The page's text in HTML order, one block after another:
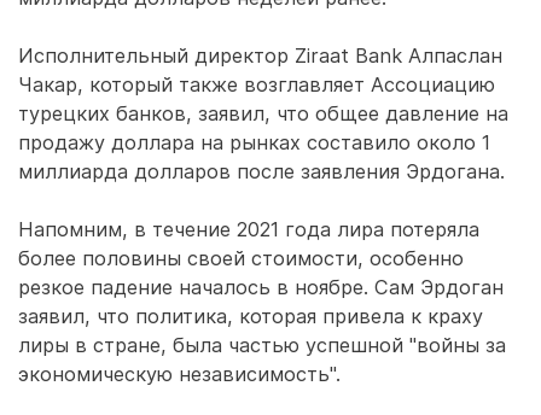
Исполнительный директор Ziraat Bank Алпаслан
Чакар, который также возглавляет Ассоциацию
турецких банков, заявил, что общее давление на
продажу доллара на рынках составило около 1
миллиарда долларов после заявления Эрдогана.
Напомним, в течение 2021 года лира потеряла
более половины своей стоимости, особенно
резкое падение началось в ноябре. Сам Эрдоган
заявил, что политика, которая привела к краху
лиры в стране, была частью успешной "войны за
экономическую независимость".